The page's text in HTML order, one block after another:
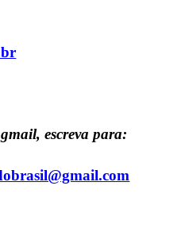
escreva para: